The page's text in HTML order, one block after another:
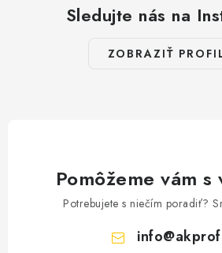
Sledujte nás na
ZOBRAZIŤ
Pomôžeme vám s
Potrebujete s niečím poradiť?
info@